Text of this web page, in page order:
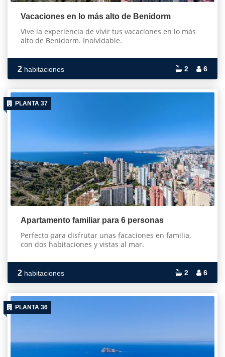
Vacaciones en lo más alto de Benidorm
Vive la experiencia de vivir tus vacaciones en lo más
alto de Benidorm. Inolvidable.
2 habitaciones 2 6
PLANTA 37
Apartamento familiar para 6 personas
Perfecto para disfrutar unas facaciones en familia,
con dos habitaciones y vistas al mar.
2 habitaciones 2 6
PLANTA 36